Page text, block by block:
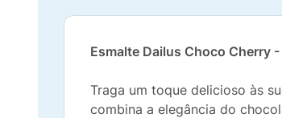
Esmalte Dailus Choco Cherry
Traga um toque delicioso às
combina a elegância do